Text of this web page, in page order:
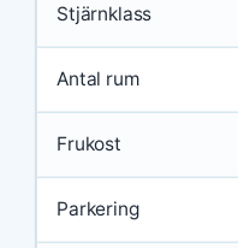
Stjärnklass
Antal rum
Frukost
Parkering